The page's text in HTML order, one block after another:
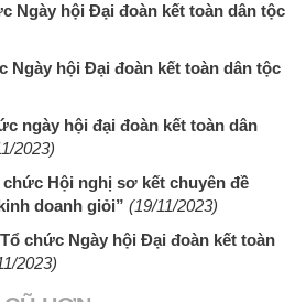
Ngày hội Đại đoàn kết toàn dân tộc
Ngày hội Đại đoàn kết toàn dân tộc
ngày hội đại đoàn kết toàn dân
2023)
chức Hội nghị sơ kết chuyên đề
doanh giỏi” (19/11/2023)
chức Ngày hội Đại đoàn kết toàn
2023)